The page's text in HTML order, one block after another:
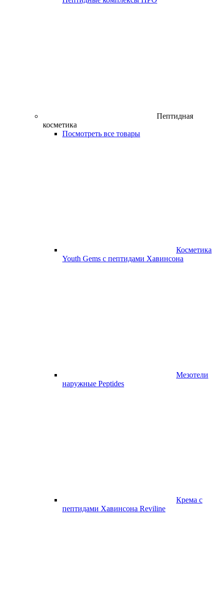
Пептидная
косметика
Посмотреть все товары
Косметика
Youth Gems с пептидами Хавинсона
Мезотели
наружные Peptides
Крема с
пептидами Хавинсона Reviline